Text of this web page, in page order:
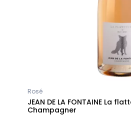
Rosé
JEAN DE LA FONTAINE La
Champagner